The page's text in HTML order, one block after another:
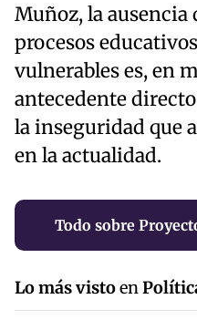
Muñoz, la ausencia
procesos
vulnerables es, en
antecedente
la inseguridad que
en la actualidad.
Todo sobre
Lo más vistoen